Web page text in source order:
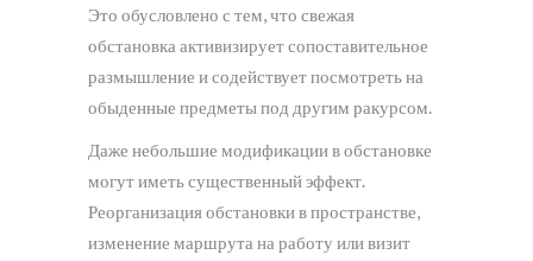
Это обусловлено с тем, что свежая
обстановка активизирует сопоставительное
размышление и содействует посмотреть на
обыденные предметы под другим ракурсом.
Даже небольшие модификации в обстановке
могут иметь существенный эффект.
Реорганизация обстановки в пространстве,
изменение маршрута на работу или визит